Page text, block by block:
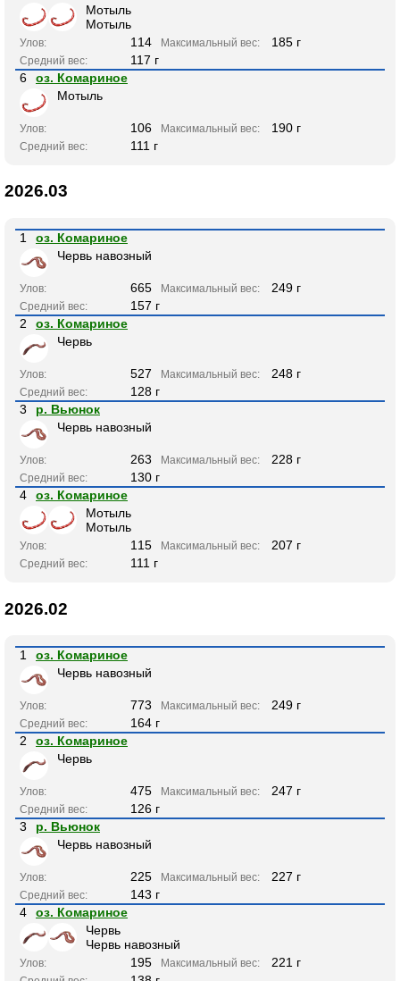
Мотыль
Мотыль
Улов: 114 Максимальный вес: 185 г
Средний вес:
117 г
6
оз. Комариное
Мотыль
Улов: 106 Максимальный вес: 190 г
Средний вес: 111 г
2026.03
1
оз. Комариное
Червь навозный
Улов: 665 Максимальный вес: 249 г
Средний вес:
157 г
2
оз. Комариное
Червь
Улов: 527 Максимальный вес: 248 г
Средний вес:
128 г
3
р. Вьюнок
Червь навозный
Улов: 263 Максимальный вес: 228 г
Средний вес:
130 г
4
оз. Комариное
Мотыль
Мотыль
Улов: 115 Максимальный вес: 207 г
Средний вес: 111 г
2026.02
1
оз. Комариное
Червь навозный
Улов: 773 Максимальный вес: 249 г
Средний вес:
164 г
2
оз. Комариное
Червь
Улов: 475 Максимальный вес: 247 г
Средний вес:
126 г
3
р. Вьюнок
Червь навозный
Улов: 225 Максимальный вес: 227 г
Средний вес:
143 г
4
оз. Комариное
Червь
Червь навозный
Улов: 195 Максимальный вес: 221 г